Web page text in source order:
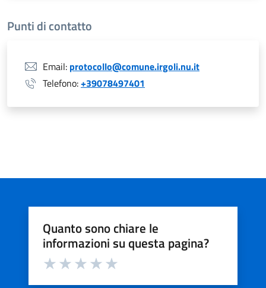
Punti di contatto
Email: protocollo@comune.irgoli.nu.it
Telefono:+39078497401
Quanto sono chiare le
informazioni su questa pagina?
Valuta da 1 a 5 stelle la pagina